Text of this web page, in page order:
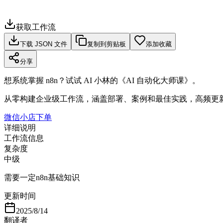
获取工作流
下载 JSON 文件 复制到剪贴板 添加收藏
分享
想系统掌握 n8n？试试 AI 小林的《AI 自动化大师课》。
从零构建企业级工作流，涵盖部署、案例和最佳实践，高频更
微信小店下单
详细说明
工作流信息
复杂度
中级
需要一定n8n基础知识
更新时间
2025/8/14
翻译者